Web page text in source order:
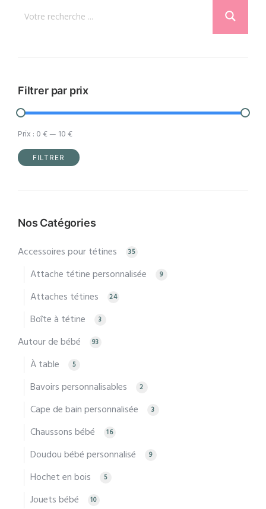
peuvent
la
du
produit
Filtrer par prix
min
max
FILTRER
Prix : 0 €— 10 €
Nos Catégories
Accessoires pour tétines 35
Attache tétine personnalisée 9
Attaches tétines 24
Boîte à tétine 3
Autour de bébé 93
À table 5
Bavoirs personnalisables 2
Cape de bain personnalisée 3
Chaussons bébé 16
Doudou bébé personnalisé 9
Hochet en bois 5
Jouets bébé 10